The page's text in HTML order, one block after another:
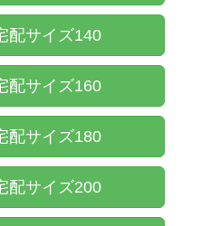
配サイズ140
配サイズ160
配サイズ180
配サイズ200